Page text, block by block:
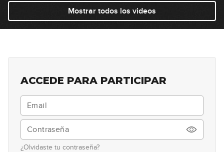
20:59
My Sharona
14
16
Mostrar todos los videos
ACCEDE PARA PARTICIPAR
¿Olvidaste tu contraseña?